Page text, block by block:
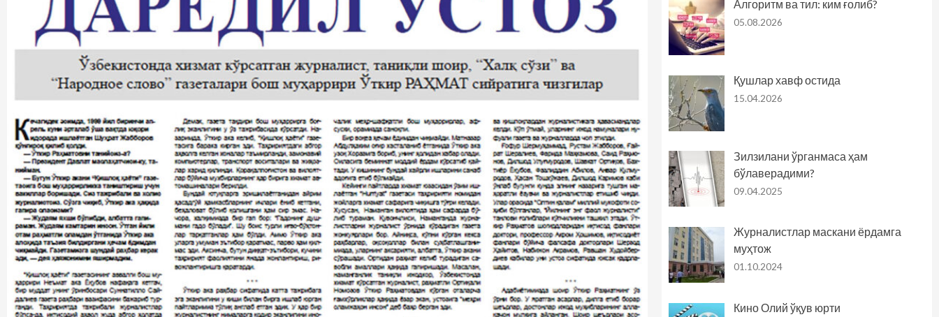
Алгоритм ва тил: ким ғолиб?
05.08.2026
Қушлар хавф остида
15.04.2026
Зилзилани ўрганмаса ҳам
бўлаверадими?
09.04.2025
Журналистлар маскани ёрдамга
муҳтож
01.10.2024
Кино Олий ўқув юрти